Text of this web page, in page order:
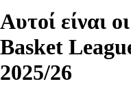
Αυτοί είναι
Basket
2025/26